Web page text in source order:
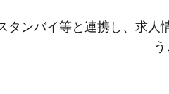
タンバイ等と連携し、求